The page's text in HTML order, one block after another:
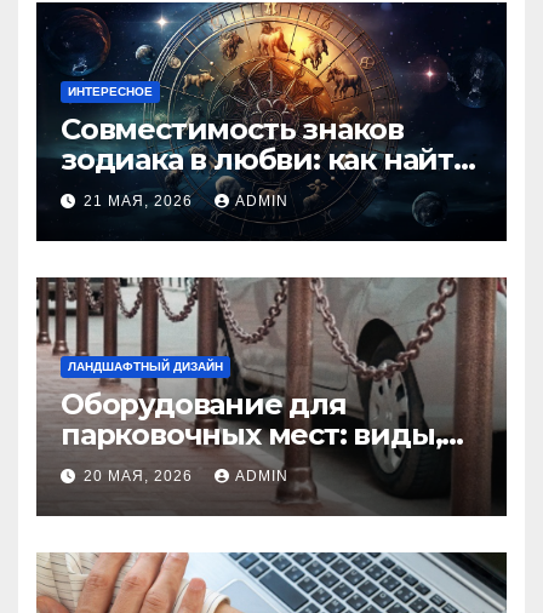
ИНТЕРЕСНОЕ
Совместимость знаков
зодиака в любви: как найти
идеальную пару и
избежать конфликтов
21 МАЯ, 2026 ADMIN
ЛАНДШАФТНЫЙ ДИЗАЙН
Оборудование для
парковочных мест: виды,
функции и нормы
установки
20 МАЯ, 2026 ADMIN